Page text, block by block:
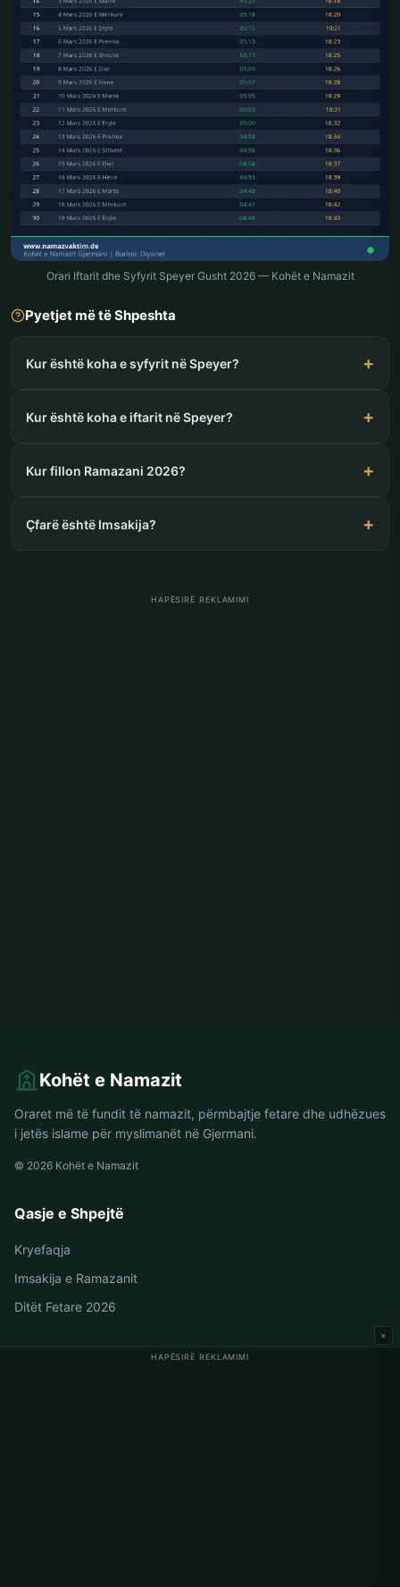
Orari Iftarit dhe Syfyrit Speyer Gusht 2026 — Kohët e Namazit
Pyetjet më të Shpeshta
Kur është koha e syfyrit në Speyer?
Kur është koha e iftarit në Speyer?
Kur fillon Ramazani 2026?
Çfarë është Imsakija?
HAPËSIRË REKLAMIMI
HAPËSIRË REKLAMIMI
×
Kohët e Namazit
Oraret më të fundit të namazit, përmbajtje fetare dhe udhëzues
i jetës islame për myslimanët në Gjermani.
© 2026 Kohët e Namazit
Qasje e Shpejtë
Kryefaqja
Imsakija e Ramazanit
Ditët Fetare 2026
Oraret e Namazit në Gjermani